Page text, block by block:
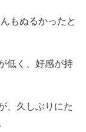
もぬるかったと
低く、好感が持
、久しぶりにた